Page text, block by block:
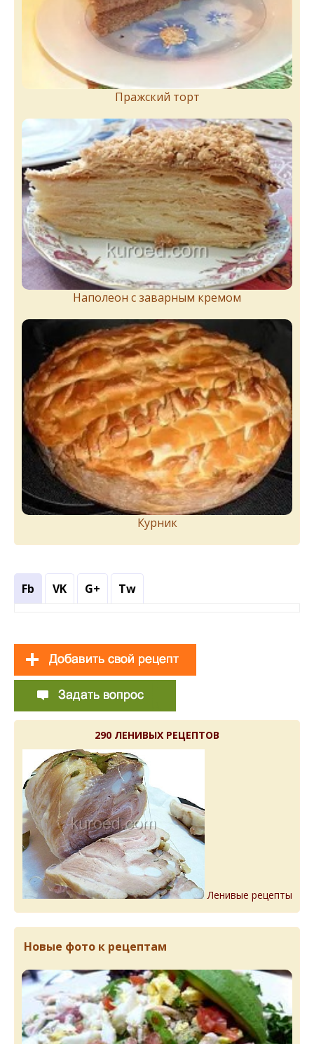
Пражский торт
Наполеон с заварным кремом
Курник
Fb VK G+ Tw
290 ЛЕНИВЫХ РЕЦЕПТОВ
Ленивые рецепты
Новые фото к рецептам